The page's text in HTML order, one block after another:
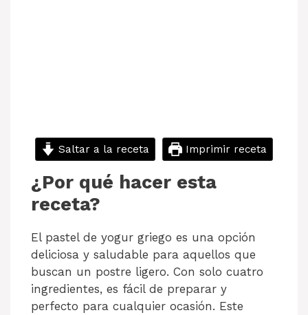
Saltar a la receta Imprimir receta
¿Por qué hacer esta
receta?
El pastel de yogur griego es una opción
deliciosa y saludable para aquellos que
buscan un postre ligero. Con solo cuatro
ingredientes, es fácil de preparar y
perfecto para cualquier ocasión. Este